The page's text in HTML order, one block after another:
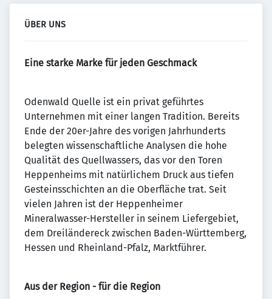
ÜBER UNS
Eine starke Marke für jeden Geschmack
Odenwald Quelle ist ein privat geführtes
Unternehmen mit einer langen Tradition. Bereits
Ende der 20er-Jahre des vorigen Jahrhunderts
belegten wissenschaftliche Analysen die hohe
Qualität des Quellwassers, das vor den Toren
Heppenheims mit natürlichem Druck aus tiefen
Gesteinsschichten an die Oberfläche trat. Seit
vielen Jahren ist der Heppenheimer
Mineralwasser-Hersteller in seinem Liefergebiet,
dem Dreiländereck zwischen Baden-Württemberg,
Hessen und Rheinland-Pfalz, Marktführer.
Aus der Region - für die Region